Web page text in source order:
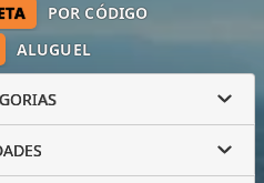
ALUGUEL
POR CÓDIGO